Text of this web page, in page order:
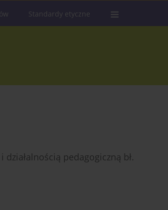
Standardy etyczne
pedagogiczną bł.